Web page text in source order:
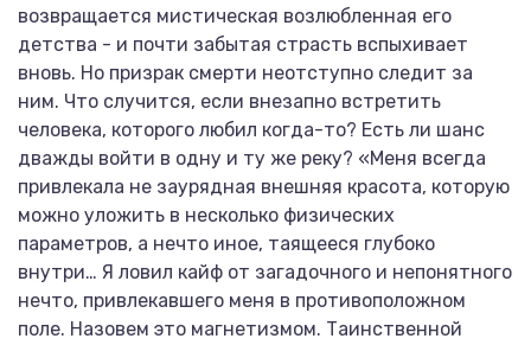
возвращается мистическая возлюбленная его
детства - и почти забытая страсть вспыхивает
вновь. Но призрак смерти неотступно следит за
ним. Что случится, если внезапно встретить
человека, которого любил когда-то? Есть ли шанс
дважды войти в одну и ту же реку? «Меня всегда
привлекала не заурядная внешняя красота, которую
можно уложить в несколько физических
параметров, а нечто иное, таящееся глубоко
внутри… Я ловил кайф от загадочного и непонятного
нечто, привлекавшего меня в противоположном
поле. Назовем это магнетизмом. Таинственной